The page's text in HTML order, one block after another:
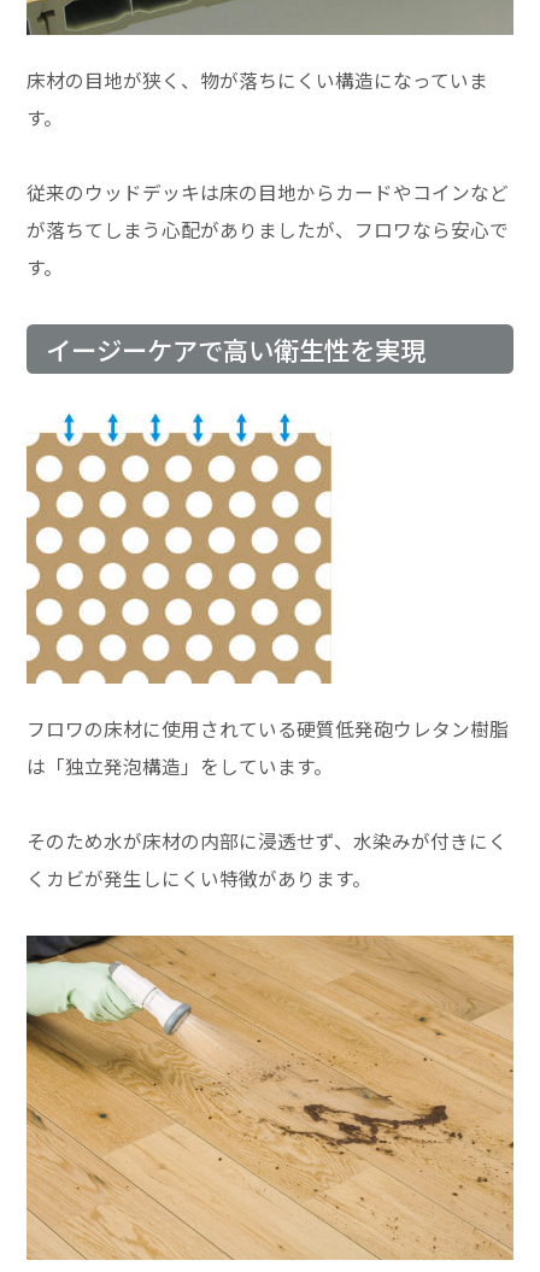
床材の目地が狭く、物が落ちにくい構造になっていま
す。
従来のウッドデッキは床の目地からカードやコインなど
が落ちてしまう心配がありましたが、フロワなら安心で
す。
イージーケアで高い衛生性を実現
フロワの床材に使用されている硬質低発砲ウレタン樹脂
は「独立発泡構造」をしています。
そのため水が床材の内部に浸透せず、水染みが付きにく
くカビが発生しにくい特徴があります。